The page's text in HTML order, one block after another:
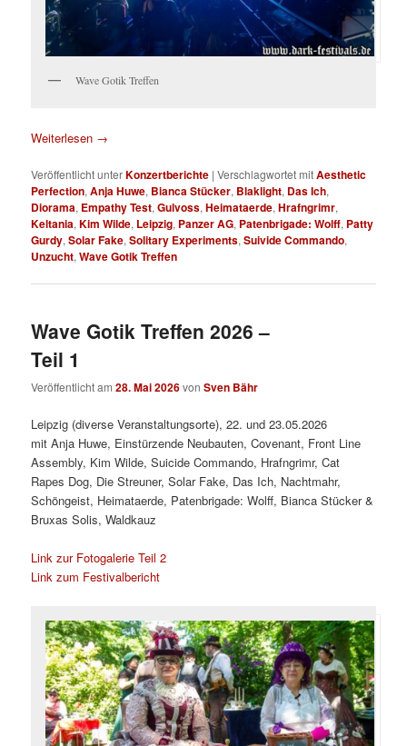
Wave Gotik Treffen
Weiterlesen →
Veröffentlicht unterKonzertberichte |Verschlagwortet mitAesthetic
Perfection,Anja Huwe, Bianca Stücker, Blaklight, Das Ich,
Diorama, Empathy Test,Gulvoss,Heimataerde,Hrafngrimr,
Keltania,Kim Wilde, Leipzig, Panzer AG, Patenbrigade: Wolff, Patty
Gurdy,Solar Fake,Solitary Experiments,Suivide Commando,
Unzucht,Wave Gotik Treffen
Wave Gotik Treffen 2026 –
Teil 1
Veröffentlicht am28. Mai 2026vonSven Bähr
Leipzig (diverse Veranstaltungsorte), 22. und 23.05.2026
mit Anja Huwe, Einstürzende Neubauten, Covenant, Front Line
Assembly, Kim Wilde, Suicide Commando, Hrafngrimr, Cat
Rapes Dog, Die Streuner, Solar Fake, Das Ich, Nachtmahr,
Schöngeist, Heimataerde, Patenbrigade: Wolff, Bianca Stücker &
Bruxas Solis, Waldkauz
Link zur Fotogalerie Teil 2
Link zum Festivalbericht